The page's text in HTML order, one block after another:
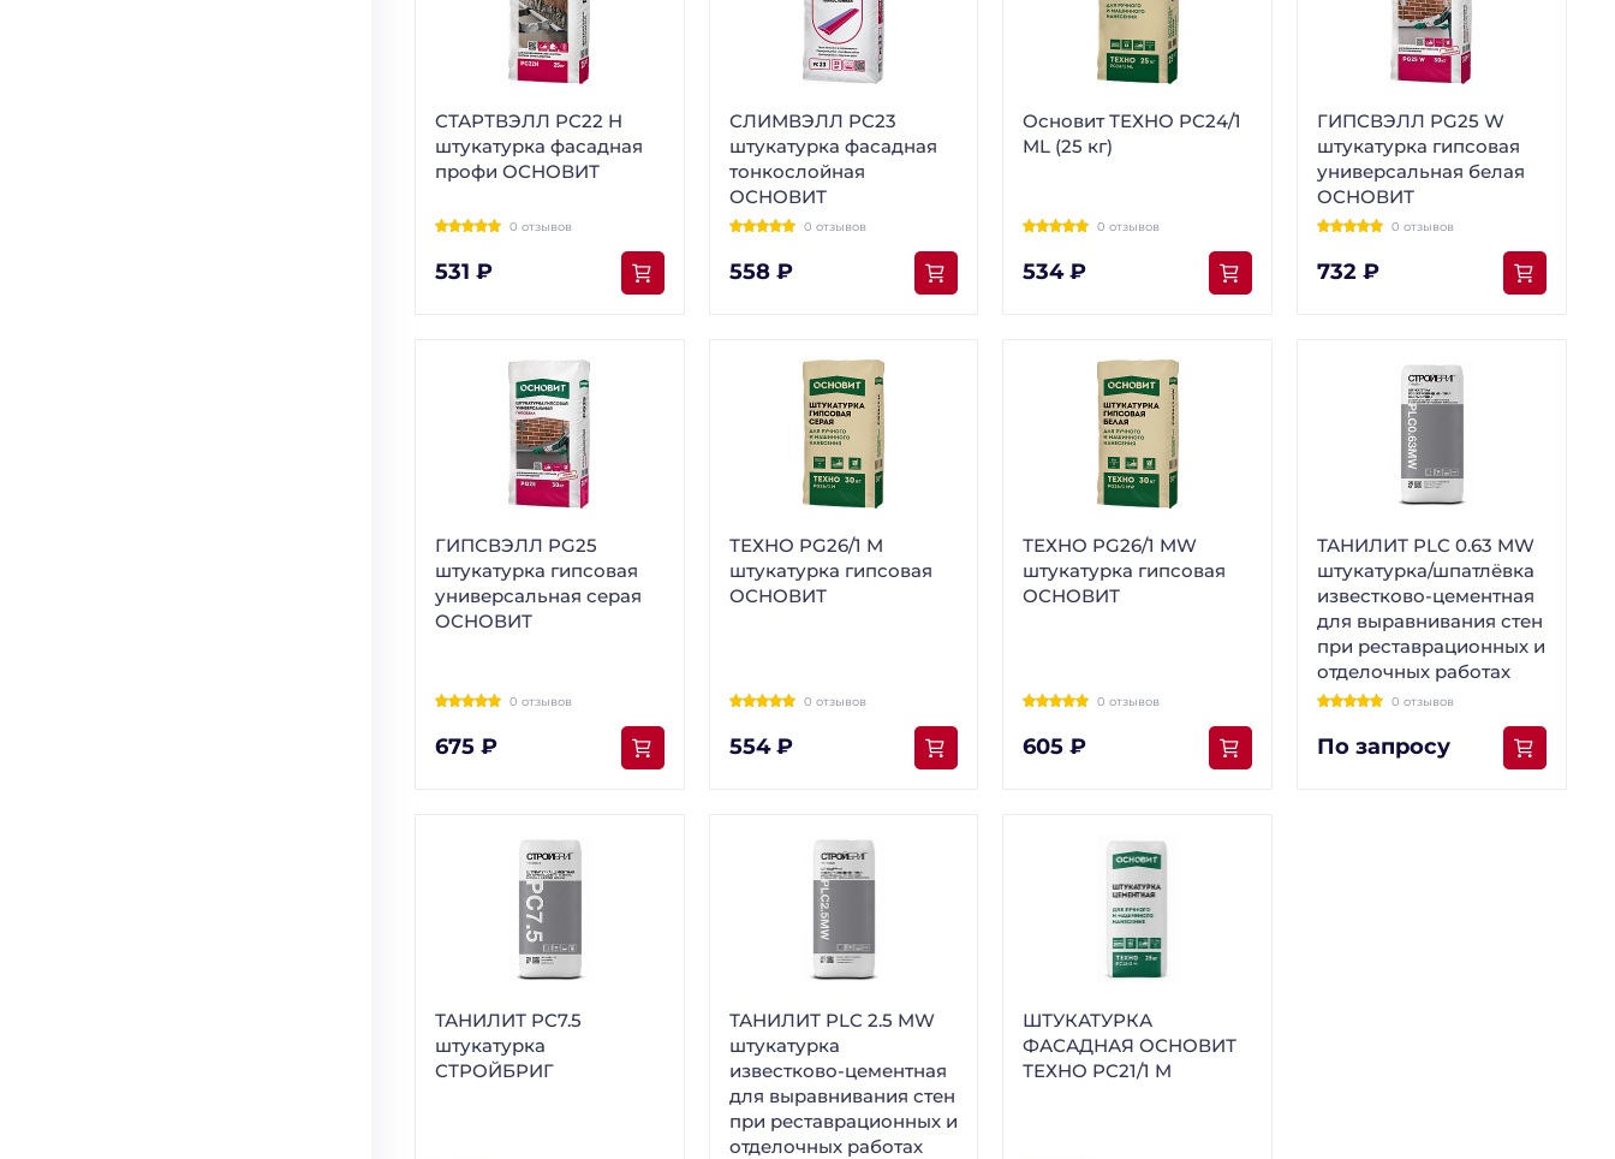
СТАРТВЭЛЛ PC22 H
штукатурка фасадная
профи ОСНОВИТ
0 отзывов
531 ₽
СЛИМВЭЛЛ PC23
штукатурка фасадная
тонкослойная
ОСНОВИТ
0 отзывов
558 ₽
Основит ТЕХНО PC24/1
ML (25 кг)
0 отзывов
534 ₽
ГИПСВЭЛЛ PG25 W
штукатурка гипсовая
универсальная белая
ОСНОВИТ
0 отзывов
732 ₽
ГИПСВЭЛЛ PG25
штукатурка гипсовая
универсальная серая
ОСНОВИТ
0 отзывов
675 ₽
ТЕХНО PG26/1 M
штукатурка гипсовая
ОСНОВИТ
0 отзывов
554 ₽
ТЕХНО PG26/1 MW
штукатурка гипсовая
ОСНОВИТ
0 отзывов
605 ₽
ТАНИЛИТ PLC 0.63 MW
штукатурка/шпатлёвка
известково-цементная
для выравнивания стен
при реставрационных и
отделочных работах
0 отзывов
По запросу
ТАНИЛИТ PC7.5
штукатурка
СТРОЙБРИГ
ТАНИЛИТ PLC 2.5 MW
штукатурка
известково-цементная
для выравнивания стен
при реставрационных и
отделочных работах
ШТУКАТУРКА
ФАСАДНАЯ ОСНОВИТ
ТЕХНО PC21/1 M